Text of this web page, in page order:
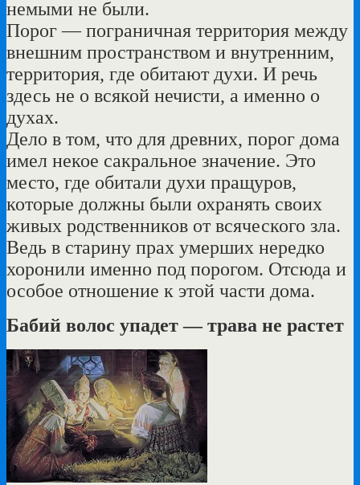
немыми не были.
Порог — пограничная территория между
внешним пространством и внутренним,
территория, где обитают духи. И речь
здесь не о всякой нечисти, а именно о
духах.
Дело в том, что для древних, порог дома
имел некое сакральное значение. Это
место, где обитали духи пращуров,
которые должны были охранять своих
живых родственников от всяческого зла.
Ведь в старину прах умерших нередко
хоронили именно под порогом. Отсюда и
особое отношение к этой части дома.
Бабий волос упадет — трава не растет